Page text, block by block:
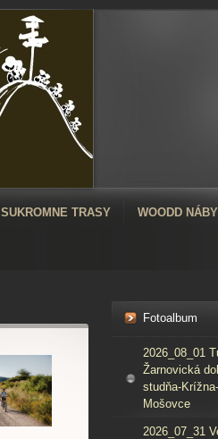
SUKROMNE TRASY WOODD
Fotoalbum
2026_08_01
Žarnovická
studňa-
Mošovce
2026_07_31